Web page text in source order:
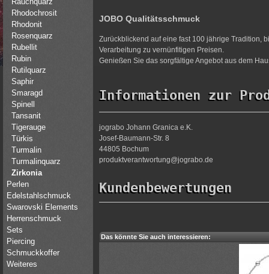
JOBO Qualitätsschmuck
Zurückblickend auf eine fast 100 jährige Tradition,
Verarbeitung zu vernünfitigen Preisen.
Genießen Sie das sorgfältige Angebot aus dem
Informationen zur
jograbo Johann Granica e.K.
Josef-Baumann-Str. 8
44805 Bochum
produktverantwortung@jograbo.de
Kundenbewertungen
Das könnte Sie auch interessieren:
Rhodochrosit
Rhodonit
Rosenquarz
Rubellit
Rubin
Rutilquarz
Saphir
Smaragd
Spinell
Tansanit
Tigerauge
Türkis
Turmalin
Turmalinquarz
Zirkonia
Perlen
Edelstahlschmuck
Swarovski Elements
Herrenschmuck
Sets
Piercing
Schmuckkoffer
Weiteres